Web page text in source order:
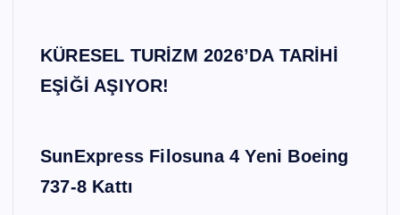
KÜRESEL TURİZM 2026’DA TARİHİ
EŞİĞİ AŞIYOR!
SunExpress Filosuna 4 Yeni Boeing
737-8 Kattı